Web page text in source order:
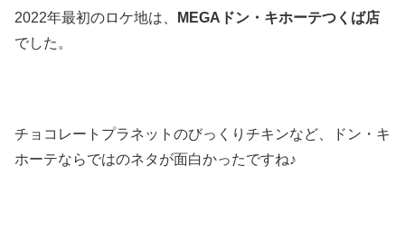
2022年最初のロケ地は、
MEGAドン・キホーテつくば店
でした。
チョコレートプラネットのびっくりチキンなど、ドン・キ
ホーテならではのネタが面白かったですね♪